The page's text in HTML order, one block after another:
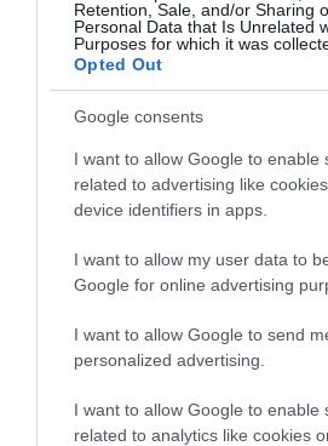
Retention, Sale, and/or Sharing
Personal Data that Is Unrelated
Purposes for which it was
Opted Out
Google consents
I want to allow Google to enable
related to advertising like
device identifiers in apps.
I want to allow my user data to
Google for online advertising
I want to allow Google to send
personalized advertising.
I want to allow Google to enable
related to analytics like cookies
Παραιτήθηκε, μετά
χρόνια
στις τάξεις της
Πληροφορικών
29.01.2021